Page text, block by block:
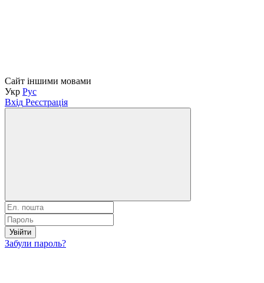
Сайт іншими мовами
Укр Рус
Вхід Реєстрація
Увійти
Забули пароль?